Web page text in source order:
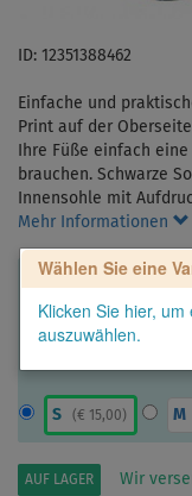
ID: 12351388462
Einfache und
Print auf der
Ihre Füße einfach
brauchen. Schwarze
Innensohle mit
Mehr Informationen
Wählen Sie eine
Klicken Sie hier,
auszuwählen.
S ( € 15,00) M
AUF LAGER
Wir